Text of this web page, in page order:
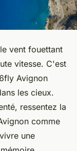
vent fouettant
vitesse. C'est
Avignon
les cieux.
ressentez la
comme
une